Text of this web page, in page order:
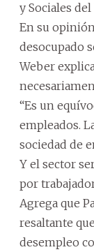
y Sociales del
En su
desocupado
Weber
“Es un
empleados.
sociedad de
Y el sector
por
Agrega que
resaltante
desempleo